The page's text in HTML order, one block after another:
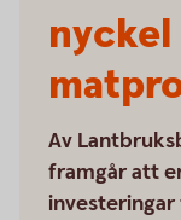
Av
framgår att